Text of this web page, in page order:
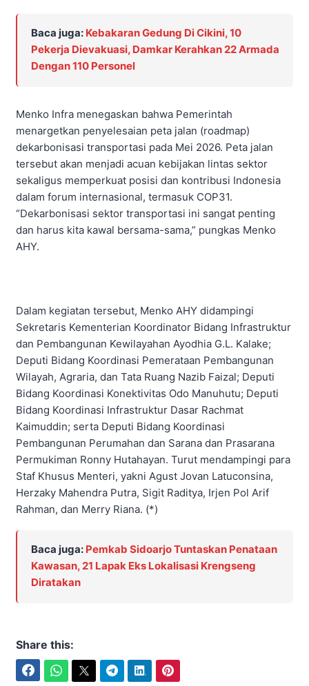
Baca juga: Kebakaran Gedung Di Cikini, 10
Pekerja Dievakuasi, Damkar Kerahkan 22 Armada
Dengan 110 Personel
Menko Infra menegaskan bahwa Pemerintah
menargetkan penyelesaian peta jalan (roadmap)
dekarbonisasi transportasi pada Mei 2026. Peta jalan
tersebut akan menjadi acuan kebijakan lintas sektor
sekaligus memperkuat posisi dan kontribusi Indonesia
dalam forum internasional, termasuk COP31.
“Dekarbonisasi sektor transportasi ini sangat penting
dan harus kita kawal bersama-sama,” pungkas Menko
AHY.
Dalam kegiatan tersebut, Menko AHY didampingi
Sekretaris Kementerian Koordinator Bidang Infrastruktur
dan Pembangunan Kewilayahan Ayodhia G.L. Kalake;
Deputi Bidang Koordinasi Pemerataan Pembangunan
Wilayah, Agraria, dan Tata Ruang Nazib Faizal; Deputi
Bidang Koordinasi Konektivitas Odo Manuhutu; Deputi
Bidang Koordinasi Infrastruktur Dasar Rachmat
Kaimuddin; serta Deputi Bidang Koordinasi
Pembangunan Perumahan dan Sarana dan Prasarana
Permukiman Ronny Hutahayan. Turut mendampingi para
Staf Khusus Menteri, yakni Agust Jovan Latuconsina,
Herzaky Mahendra Putra, Sigit Raditya, Irjen Pol Arif
Rahman, dan Merry Riana. (*)
Baca juga: Pemkab Sidoarjo Tuntaskan Penataan
Kawasan, 21 Lapak Eks Lokalisasi Krengseng
Diratakan
Share this: